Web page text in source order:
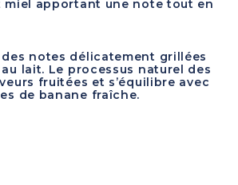
miel apportant une note tout en
notes délicatement grillées
lait. Le processus naturel des
fruitées et s’équilibre avec
de banane fraîche.